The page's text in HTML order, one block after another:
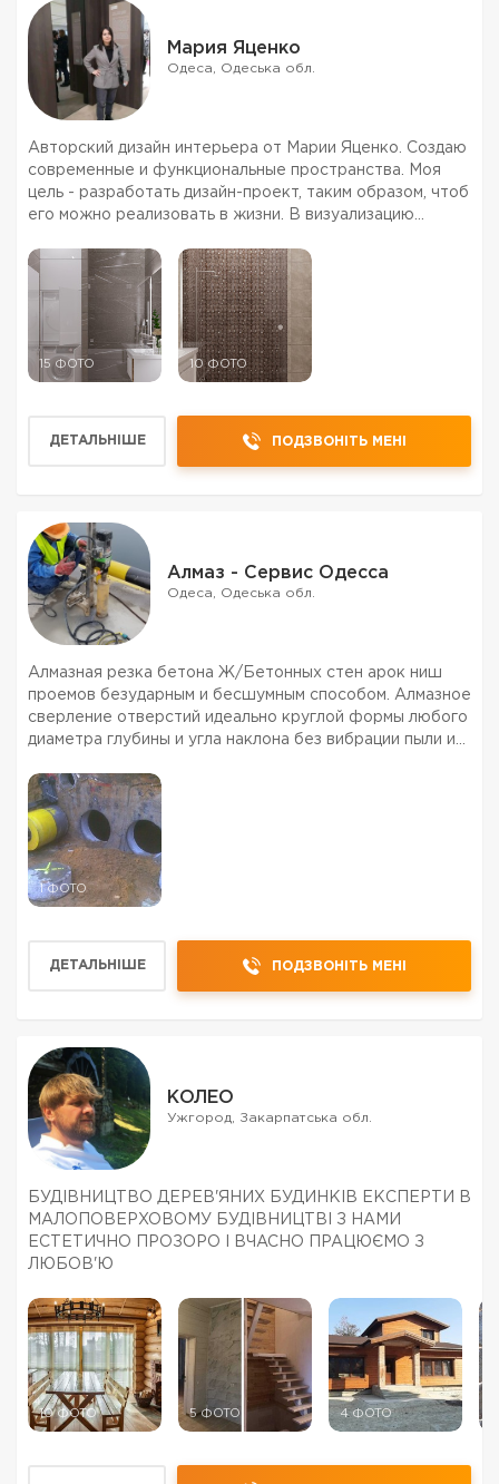
Мария Яценко
Одеса, Одеська обл.
Авторский дизайн интерьера от Марии Яценко. Создаю
современные и функциональные пространства. Моя
цель - разработать дизайн-проект, таким образом, чтоб
его можно реализовать в жизни. В визуализацию
приобрести в магазинах. Выдаю спецификацию о
мебели, освеще...
15 ФОТО 10 ФОТО
ДЕТАЛЬНІШЕ ПОДЗВОНІТЬ МЕНІ
Алмаз - Сервис Одесса
Одеса, Одеська обл.
Алмазная резка бетона Ж/Бетонных стен арок ниш
проемов безударным и бесшумным способом. Алмазное
сверление отверстий идеально круглой формы любого
диаметра глубины и угла наклона без вибрации пыли и
и инженерные сети. Демонтаж и резка бетона желез...
1 ФОТО
ДЕТАЛЬНІШЕ ПОДЗВОНІТЬ МЕНІ
КОЛЕО
Ужгород, Закарпатська обл.
БУДІВНИЦТВО ДЕРЕВ'ЯНИХ БУДИНКІВ ЕКСПЕРТИ В
МАЛОПОВЕРХОВОМУ БУДІВНИЦТВІ З НАМИ
ЕСТЕТИЧНО ПРОЗОРО І ВЧАСНО ПРАЦЮЄМО З
ЛЮБОВ'Ю
10 ФОТО 5 ФОТО 4 ФОТО